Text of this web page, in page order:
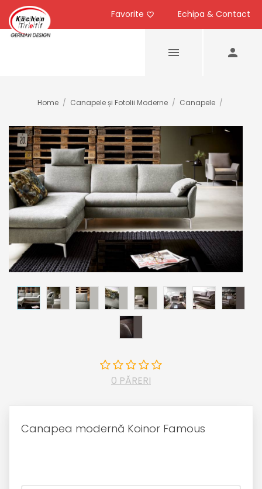
Echipa & Contact
Favorite
Home / Canapele și Fotolii Moderne / Canapele /
0 PĂRERI
Canapea modernă Koinor Famous